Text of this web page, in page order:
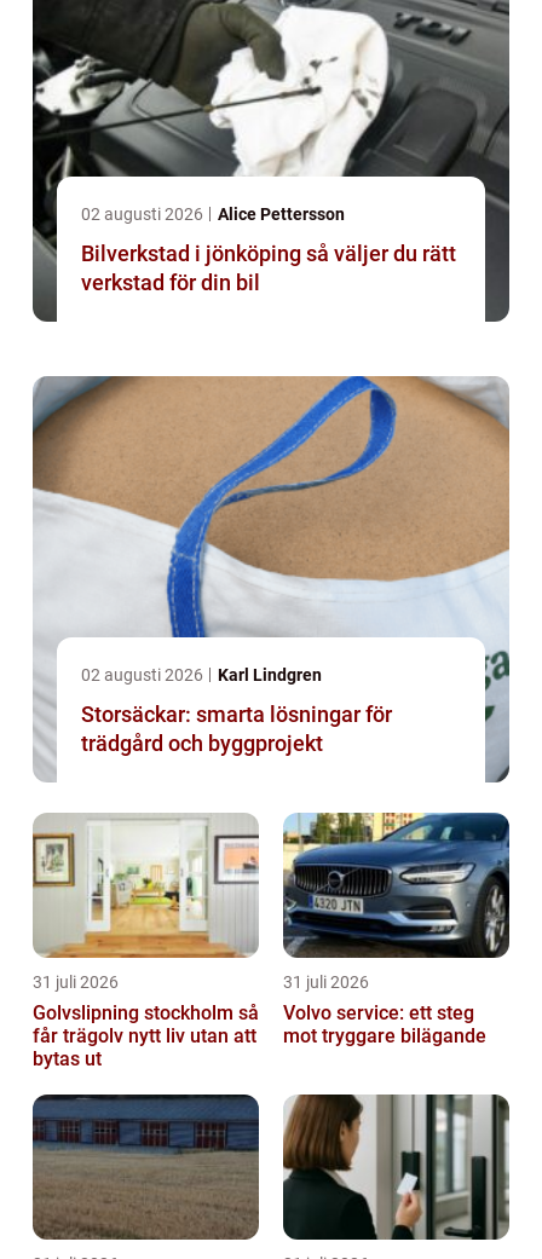
02 augusti 2026 Alice Pettersson
Bilverkstad i jönköping så väljer du rätt
verkstad för din bil
02 augusti 2026 Karl Lindgren
Storsäckar: smarta lösningar för
trädgård och byggprojekt
31 juli 2026
Golvslipning stockholm så
får trägolv nytt liv utan att
bytas ut
31 juli 2026
Volvo service: ett steg
mot tryggare bilägande